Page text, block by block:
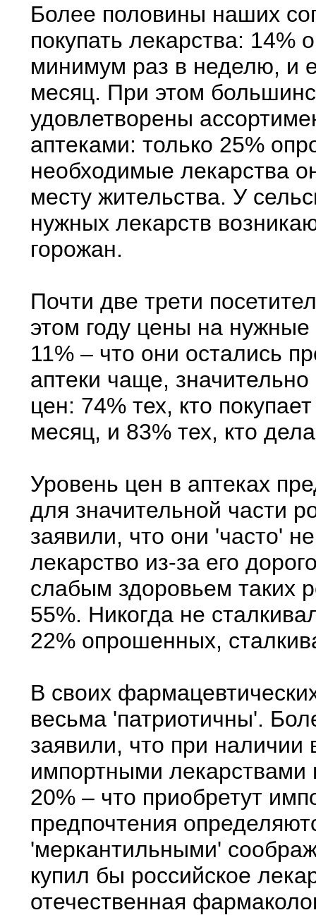
Более половины наших
покупать лекарства: 14%
минимум раз в неделю, и
месяц. При этом
удовлетворены
аптеками: только 25%
необходимые лекарства
месту жительства. У
нужных лекарств
горожан.
Почти две трети
этом году цены на
11% – что они остались
аптеки чаще,
цен: 74% тех, кто
месяц, и 83% тех, кто
Уровень цен в аптеках
для значительной части
заявили, что они 'часто'
лекарство из-за его
слабым здоровьем таких
55%. Никогда не
22% опрошенных,
В своих
весьма 'патриотичны'.
заявили, что при
импортными лекарствами
20% – что приобретут
предпочтения
'меркантильными'
купил бы российское
отечественная